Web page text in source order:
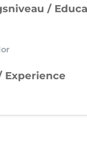
/
Experience